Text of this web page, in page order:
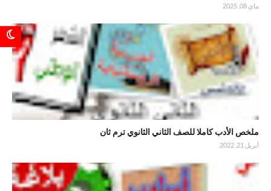
ماي 08, 2025
.ملخص الأدب كاملا للصف الثاني الثانوي ترم ثان
ملخص الأدب كاملا للصف الثاني الثانوي ترم ثان
أبريل 21, 2022
.أفضل وأسهل شرح لدرس أسلوب التوكيد